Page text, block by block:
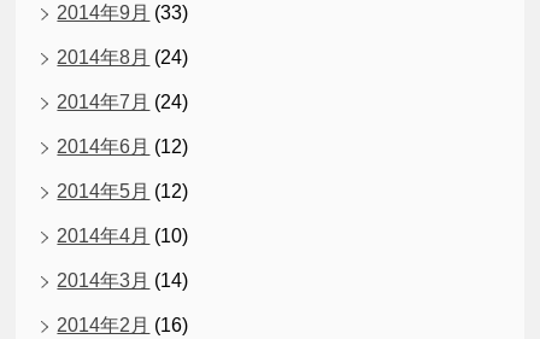
2014年9月 (33)
2014年8月 (24)
2014年7月 (24)
2014年6月 (12)
2014年5月 (12)
2014年4月 (10)
2014年3月 (14)
2014年2月 (16)